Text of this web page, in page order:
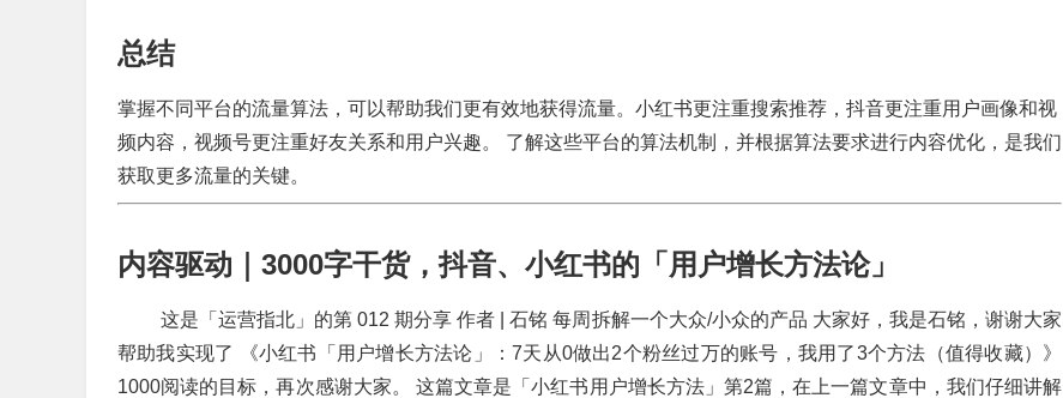
总结
掌握不同平台的流量算法，可以帮助我们更有效地获得流量。小红书更注重搜索推荐，抖音更注重用户画像和视
频内容，视频号更注重好友关系和用户兴趣。 了解这些平台的算法机制，并根据算法要求进行内容优化，是我们
获取更多流量的关键。
内容驱动｜3000字干货，抖音、小红书的「用户增长方法论」
​ 这是「运营指北」的第 012 期分享 作者 | 石铭 每周拆解一个大众/小众的产品 大家好，我是石铭，谢谢大家
帮助我实现了 《小红书「用户增长方法论」：7天从0做出2个粉丝过万的账号，我用了3个方法（值得收藏）》
1000阅读的目标，再次感谢大家。 这篇文章是「小红书用户增长方法」第2篇，在上一篇文章中，我们仔细讲解